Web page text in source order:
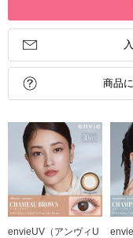
商品
envieUV（アンヴィU